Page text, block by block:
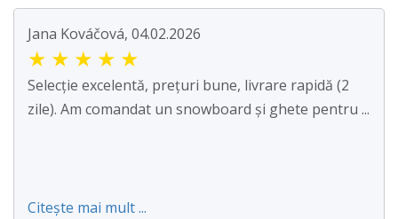
Jana Kováčová, 04.02.2026
★ ★ ★ ★ ★
Selecție excelentă, prețuri bune, livrare rapidă (2
zile). Am comandat un snowboard și ghete pentru ...
Citește mai mult ...